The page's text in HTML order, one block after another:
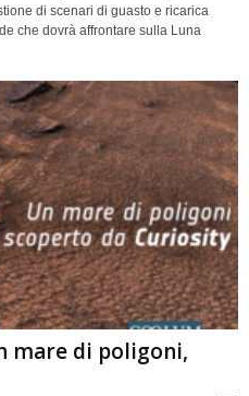
di scenari di guasto e ricarica
che dovrà affrontare sulla Luna
mare di poligoni,